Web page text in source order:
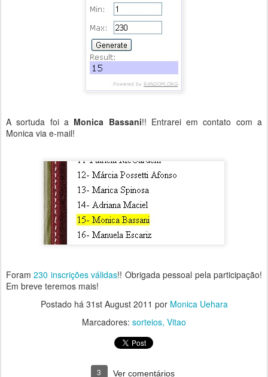
A sortuda foi a Monica Bassani!! Entrarei em contato com a
Monica via e-mail!
Foram230 inscrições válidas!! Obrigada pessoal pela participação!
Em breve teremos mais!
Postado há 31st August 2011 por Monica Uehara
Marcadores: sorteios Vitao
3 Ver comentários